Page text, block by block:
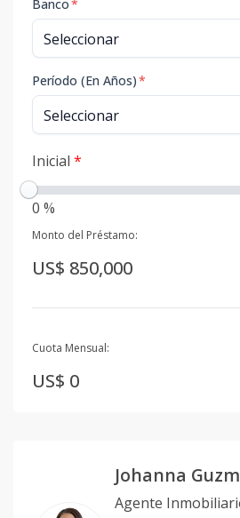
Banco*
Período (En Años)*
Inicial *
0 %
Monto del Préstamo:
US$ 850,000
Cuota Mensual:
US$ 0
Johanna
Agente